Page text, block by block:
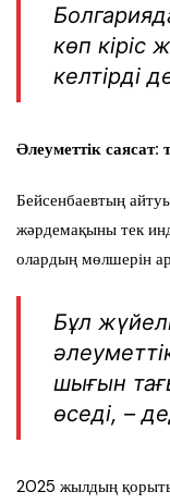
көп кіріс
келтірді
Әлеуметтік саясат:
Бейсенбаевтың
жәрдемақыны тек
олардың мөлшерін
Бұл
шығын
өседі, –
2025 жылдың